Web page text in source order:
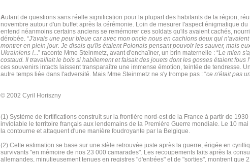
Autant de questions sans réelle signification pour la plupart des habitants de la région,
novembre autour d'un buffet après la cérémonie. Loin de mesurer l'aspect énigmatique du
entend néanmoins certains anciens se remémorer ces soldats qu'ils avaient cachés,
dérobée. “J'avais une peur bleue car avec mon oncle nous en cachions deux qui
montrer en plein jour. Je disais qu'ils étaient Polonais pensant pouvoir les sauver, mais
Ukrainiens !...” raconte Mme Steinmetz, avant d'enchaîner, un brin maternelle : “Le mien
costaud. Il travaillait le bois si habilement et faisait des jouets dont les gosses étaient fous
ces souvenirs intacts laissent transparaître une immense émotion, teintée de tendresse.
autre temps liée dans l'adversité. Mais Mme Steinmetz ne s'y trompe pas : “ce n'était pas
© 2002 Cyril Horiszny
(1) Système de fortifications construit sur la frontière nord-est de la France à partir de
inviolable le territoire français aux lendemains de la Première Guerre mondiale. Le 10
la contourne et attaquent d'une manière foudroyante par la Belgique.
(2) Cette estimation se base sur une stèle retrouvée juste après la guerre, érigée en
survivants "en mémoire de nos 23 000 camarades". Les recoupements faits après la
allemandes, minutieusement tenues en registres "d'entrées" et de "sorties", montrent que